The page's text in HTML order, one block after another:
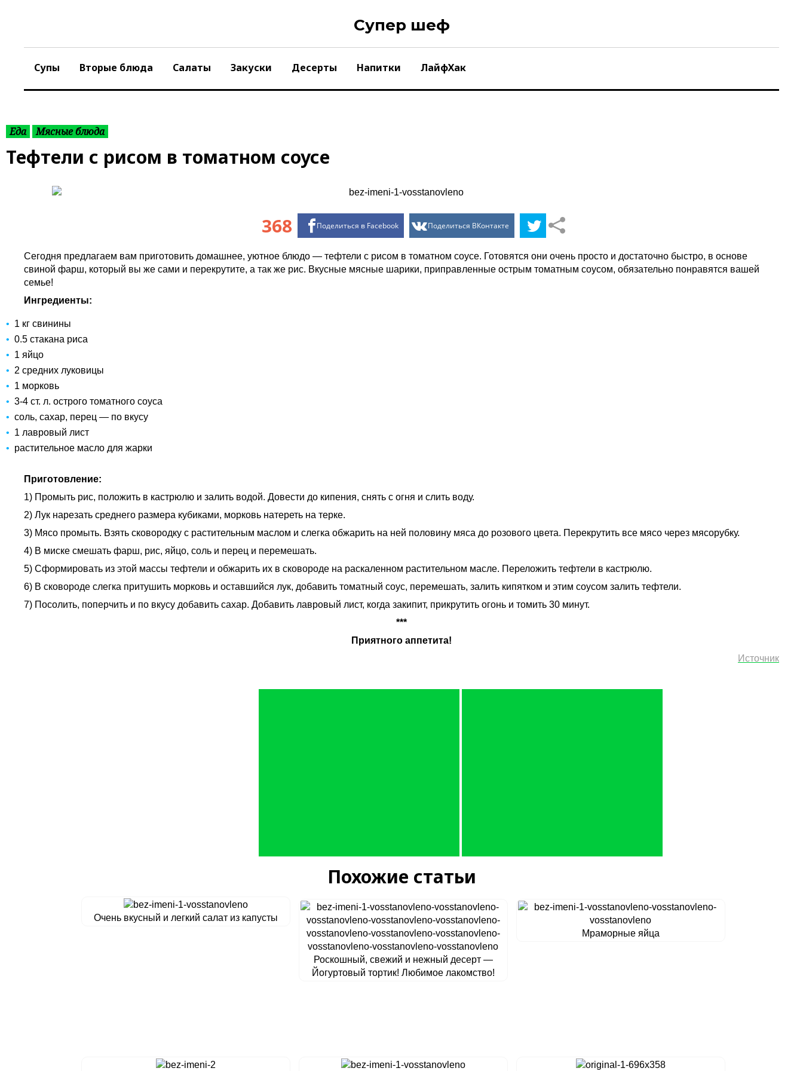
t
e
n
Супер шеф
Супы Вторые блюда Салаты Закуски Десерты Напитки ЛайфХак
Еда Мясные блюда
Тефтели с рисом в томатном соусе
368 Поделиться в Facebook Поделиться ВКонтакте
Сегодня предлагаем вам приготовить домашнее, уютное блюдо — тефтели с рисом в томатном соусе. Готовятся они очень просто и достаточно быстро, в основе
свиной фарш, который вы же сами и перекрутите, а так же рис. Вкусные мясные шарики, приправленные острым томатным соусом, обязательно понравятся вашей
семье!
Ингредиенты:
1 кг свинины
0.5 стакана риса
1 яйцо
2 средних луковицы
1 морковь
3-4 ст. л. острого томатного соуса
соль, сахар, перец — по вкусу
1 лавровый лист
растительное масло для жарки
Приготовление:
1) Промыть рис, положить в кастрюлю и залить водой. Довести до кипения, снять с огня и слить воду.
2) Лук нарезать среднего размера кубиками, морковь натереть на терке.
3) Мясо промыть. Взять сковородку с растительным маслом и слегка обжарить на ней половину мяса до розового цвета. Перекрутить все мясо через мясорубку.
4) В миске смешать фарш, рис, яйцо, соль и перец и перемешать.
5) Сформировать из этой массы тефтели и обжарить их в сковороде на раскаленном растительном масле. Переложить тефтели в кастрюлю.
6) В сковороде слегка притушить морковь и оставшийся лук, добавить томатный соус, перемешать, залить кипятком и этим соусом залить тефтели.
7) Посолить, поперчить и по вкусу добавить сахар. Добавить лавровый лист, когда закипит, прикрутить огонь и томить 30 минут.
***
Приятного аппетита!
Источник
Похожие статьи
Очень вкусный и легкий салат из капусты
Роскошный, свежий и нежный десерт —
Йогуртовый тортик! Любимое лакомство!
Мраморные яйца